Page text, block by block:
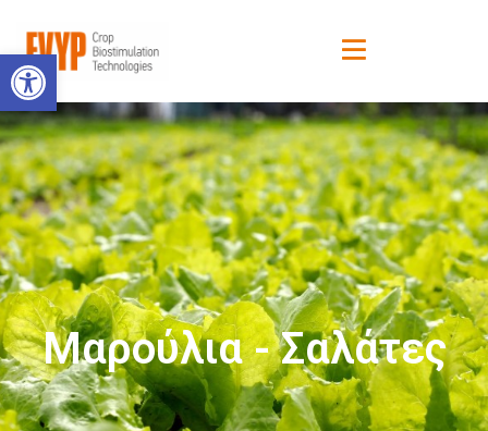
Ανοίξτε τη γραμμή εργαλείων
Μαρούλια - Σαλάτες